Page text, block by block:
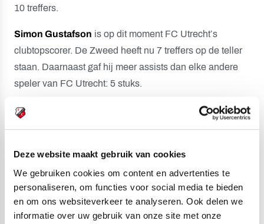
Deze website maakt gebruik van cookies
We gebruiken cookies om content en advertenties te
personaliseren, om functies voor social media te bieden
en om ons websiteverkeer te analyseren. Ook delen we
informatie over uw gebruik van onze site met onze
10 treffers.
Simon Gustafson is op dit moment FC Utrecht’s
clubtopscorer. De Zweed heeft nu 7 treffers op de teller
staan. Daarnaast gaf hij meer assists dan elke andere
speler van FC Utrecht: 5 stuks.
Gustafson scoorde in de laatste 3 uitduels van
uitwedstrijden: Alexander Gerndt (2012), Michael Mols
(1996) enLeo van Veen(1978).
Mitchell van der Gaag, trainer van NAC Breda, kwam
van 1997 tot 2001 tot99 Eredivisiewedstrijdennamens